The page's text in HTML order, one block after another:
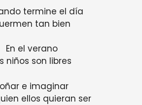
termine el día
tan bien
En el verano
niños son libres
e imaginar
ellos quieran ser